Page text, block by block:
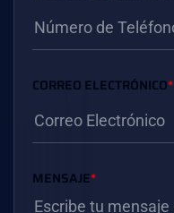
CORREO ELECTRÓNICO*
MENSAJE*